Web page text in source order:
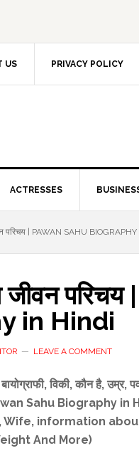
US PRIVACY POLICY
ACTRESSES
परिचय | PAWAN SAHU
जीवन
in Hindi
LEAVE A COMMENT
बायोग्राफी,विकी, कौन है,उम्र,
Sahu Biography in
Wife, information
And More)